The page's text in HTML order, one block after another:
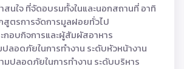
นใจ ที่จัดอบรมทั้งในและนอกสถานที่ อาทิ
สูตรการจัดการมูลฝอยทั่วไป
กอบกิจการและผู้สัมผัสอาหาร
ปลอดภัยในการทำงาน ระดับหัวหน้างาน
มปลอดภัยในการทำงาน ระดับบริหาร